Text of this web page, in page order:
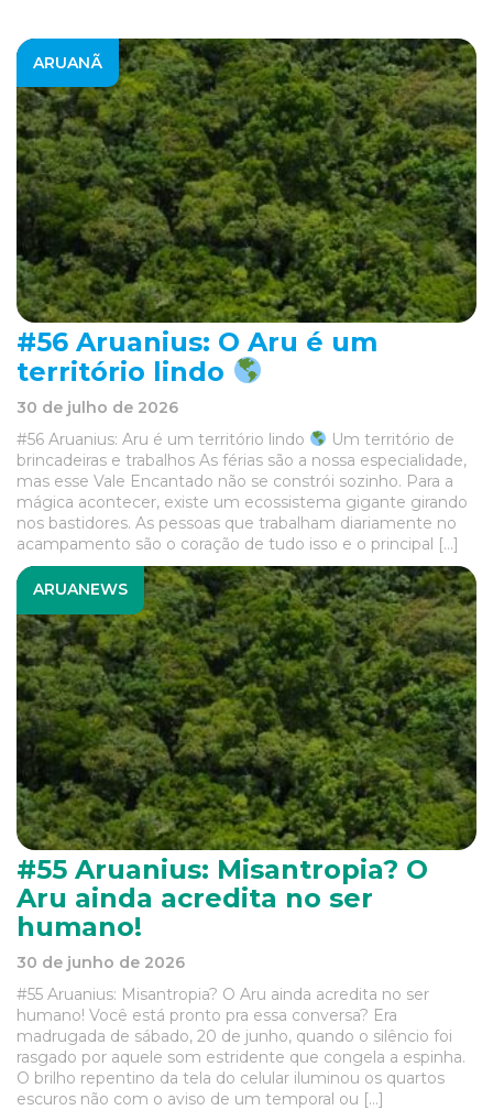
ARUANÃ
#56 Aruanius: O Aru é um
território lindo
30 de julho de 2026
#56 Aruanius: Aru é um território lindo
Um território de
brincadeiras e trabalhos As férias são a nossa especialidade,
mas esse Vale Encantado não se constrói sozinho. Para a
mágica acontecer, existe um ecossistema gigante girando
nos bastidores. As pessoas que trabalham diariamente no
acampamento são o coração de tudo isso e o principal […]
ARUANEWS
#55 Aruanius: Misantropia? O
Aru ainda acredita no ser
humano!
30 de junho de 2026
#55 Aruanius: Misantropia? O Aru ainda acredita no ser
humano! Você está pronto pra essa conversa? Era
madrugada de sábado, 20 de junho, quando o silêncio foi
rasgado por aquele som estridente que congela a espinha.
O brilho repentino da tela do celular iluminou os quartos
escuros não com o aviso de um temporal ou […]